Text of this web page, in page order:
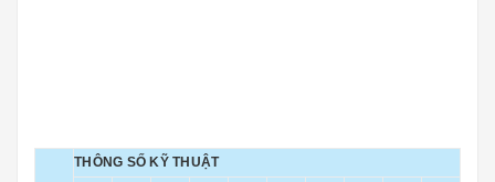
THÔNG SỐ KỸ THUẬT